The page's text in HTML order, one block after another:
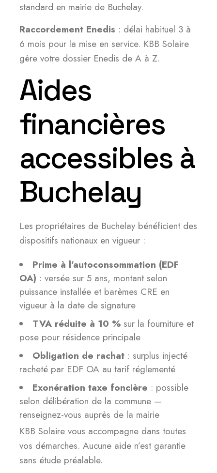
standard en mairie de Buchelay.
Raccordement Enedis : délai habituel 3 à
6 mois pour la mise en service. KBB Solaire
gère votre dossier Enedis de A à Z.
Aides
financières
accessibles à
Buchelay
Les propriétaires de Buchelay bénéficient des
dispositifs nationaux en vigueur :
Prime à l’autoconsommation (EDF
OA) : versée sur 5 ans, montant selon
puissance installée et barèmes CRE en
vigueur à la date de signature
TVA réduite à 10 % sur la fourniture et
pose pour résidence principale
Obligation de rachat : surplus injecté
racheté par EDF OA au tarif réglementé
Exonération taxe foncière : possible
selon délibération de la commune —
renseignez-vous auprès de la mairie
KBB Solaire vous accompagne dans toutes
vos démarches. Aucune aide n’est garantie
sans étude préalable.